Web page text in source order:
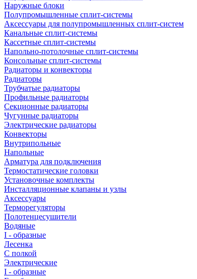
Наружные блоки
Полупромышленные сплит-системы
Аксессуары для полупромышленных сплит-систем
Канальные сплит-системы
Кассетные сплит-системы
Напольно-потолочные сплит-системы
Консольные сплит-системы
Радиаторы и конвекторы
Радиаторы
Трубчатые радиаторы
Профильные радиаторы
Секционные радиаторы
Чугунные радиаторы
Электрические радиаторы
Конвекторы
Внутрипольные
Напольные
Арматура для подключения
Термостатические головки
Установочные комплекты
Инсталляционные клапаны и узлы
Аксессуары
Терморегуляторы
Полотенцесушители
Водяные
I - образные
Лесенка
С полкой
Электрические
I - образные